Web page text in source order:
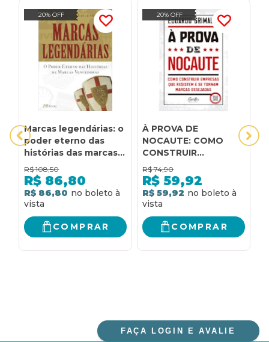
20% OFF
Marcas legendárias: o
poder eterno das
histórias das marcas
vencedoras
R$ 108,50
R$ 86,80
R$ 86,80
COMPRAR
20% OFF
À PROVA DE
NOCAUTE: COMO
CONSTRUIR
EMPRESAS QUE
RESISTEM E SE
TORNAM MARCAS
DESEJADAS
R$ 74,90
R$ 59,92
R$ 59,92
COMPRAR
FAÇA LOGIN E AVALIE